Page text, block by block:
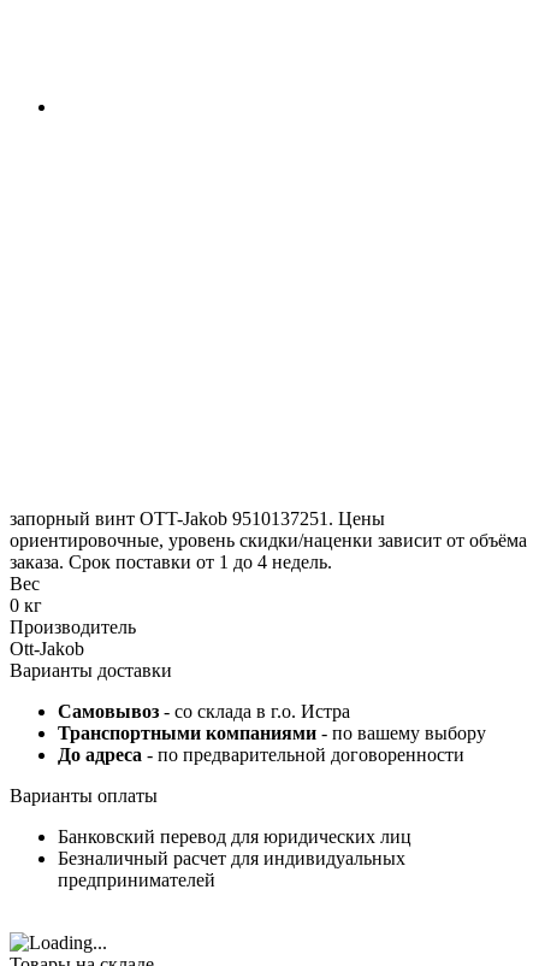
запорный винт OTT-Jakob 9510137251. Цены
ориентировочные, уровень скидки/наценки зависит от объёма
заказа. Срок поставки от 1 до 4 недель.
Вес
0 кг
Производитель
Ott-Jakob
Варианты доставки
Самовывоз - со склада в г.о. Истра
Транспортными компаниями - по вашему выбору
До адреса - по предварительной договоренности
Варианты оплаты
Банковский перевод для юридических лиц
Безналичный расчет для индивидуальных
предпринимателей